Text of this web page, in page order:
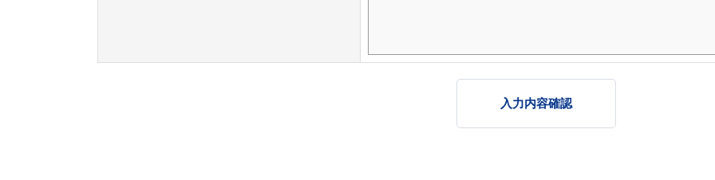
入力内容確認